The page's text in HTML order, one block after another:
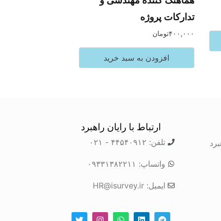
تدارکات پروژه
۴۰۰,۰۰۰تومان
افزودن به سبد خرید
ارتباط با رایان راهبرد
تلفن: ۴۴۵۴۰۹۱۲ - ۰۲۱
واتساپ: ۰۹۳۳۱۳۸۲۲۱۱
ایمیل: HR@isurvey.ir